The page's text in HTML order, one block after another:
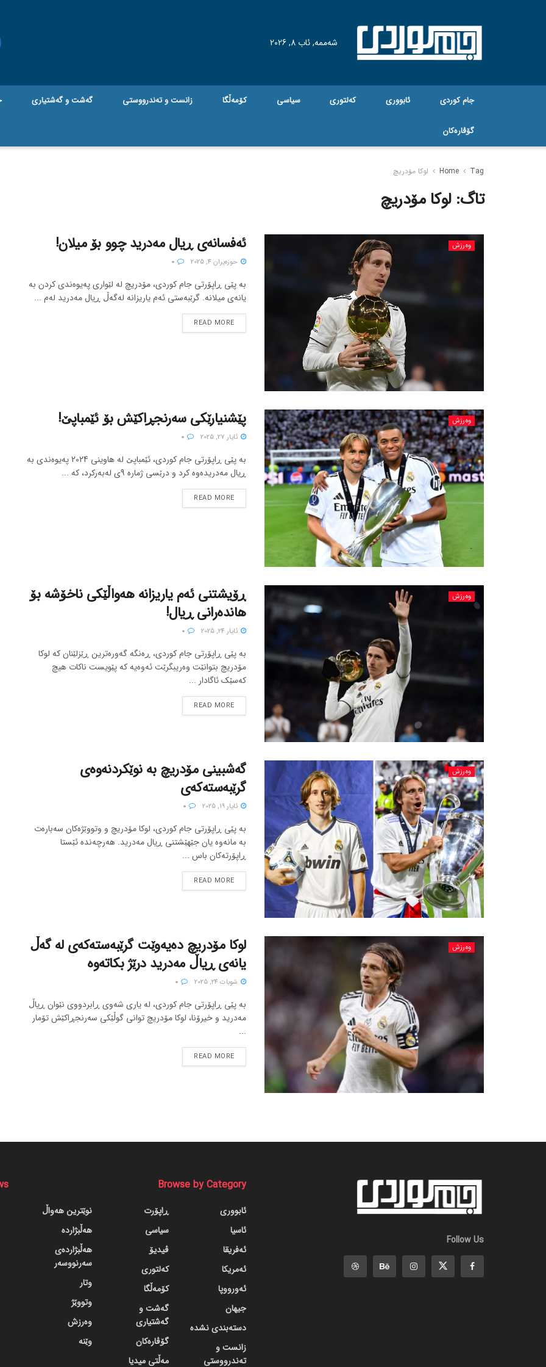
شەممە, ئاب 8, 2026
جام کوردی ئابووری کەلتوری سیاسی کۆمەڵگا زانست و تەندرووستی گه‌شت و گه‌شتیاری
گۆڤاره‌کان
Home Tag لوکا مۆدریچ
تاگ:لوکا مۆدریچ
وەرزش ئەفسانەی ڕیال مەدرید چوو بۆ میلان!
حوزه‌یران 4, 2025
بە پێی ڕاپۆرتی جام کوردی، مۆدریچ لە لێواری پەیوەندی کردن بە
یانەی میلانە. گرێبەستی ئەم یاریزانە لەگەڵ ڕیال مەدرید لەم ...
READ MORE
وەرزش پێشنیارێکی سەرنجڕاکێش بۆ ئێمباپێ!
ئایار 27, 2025
بە پێی ڕاپۆرتی جام کوردی، ئێمباپێ لە هاوینی 2024 پەیوەندی بە
ڕیال مەدریدەوە کرد و درێسی ژمارە 9ی لەبەرکرد، کە ...
READ MORE
وەرزش
ڕۆیشتنی ئەم یاریزانە هەواڵێکی ناخۆشە بۆ
هاندەرانی ڕیال!
ئایار 24, 2025
بە پێی ڕاپۆرتی جام کوردی، ڕەنگە گەورەترین ڕێزلێنان کە لوکا
مۆدریچ بتوانێت وەریبگرێت ئەوەیە کە پێویست ناکات هیچ
کەسێک ئاگادار ...
READ MORE
وەرزش
گەشبینی مۆدریچ به نوێکردنەوەی
گرێبەستەکەی
ئایار 19, 2025
بە پێی ڕاپۆرتی جام کوردی، لوکا مۆدریچ و وتووێژەکان سەبارەت
بە مانەوە یان جێهێشتنی ڕیال مەدرید. هەرچەندە ئێستا
ڕاپۆرتەکان باس ...
READ MORE
وەرزش
لوکا مۆدریچ دەیەوێت گرێبەستەکەی لە گەڵ
یانەی ڕیاڵ مەدرید درێژ بکاتەوە
شوبات 24, 2025
بە پێی ڕاپۆرتی جام کوردی، لە یاری شەوی ڕابردووی نێوان ڕیاڵ
مەدرید و خیرۆنا، لوکا مۆدریچ توانی گوڵێکی سەرنجڕاکێش تۆمار
...
READ MORE
Follow Us
Browse by Category
ئابووری
ئاسیا
ئەفریقا
ئەمریکا
ئەورووپا
جیهان
دسته‌بندی نشده
زانست و
تەندرووستی
ڕاپۆرت
سیاسی
ڤیدیۆ
کەلتوری
کۆمەڵگا
گه‌شت و
گه‌شتیاری
گۆڤاره‌کان
مەڵتی میدیا
نوێترین هەواڵ
هەڵبژاردە
هەڵبژاردەی
سەرنووسەر
وتار
وتووێژ
وەرزش
وێنە